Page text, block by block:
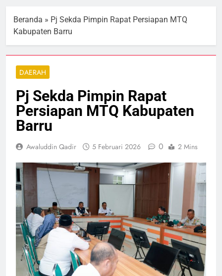
Beranda » Pj Sekda Pimpin Rapat Persiapan MTQ
Kabupaten Barru
DAERAH
Pj Sekda Pimpin Rapat
Persiapan MTQ Kabupaten
Barru
Awaluddin Qadir 5 Februari 2026 0 2 Mins